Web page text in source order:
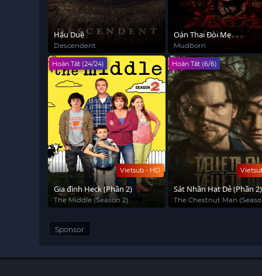
Hậu Duệ
Descendent
Oán Thai Đòi Mẹ
Mudborn
Vietsub - HD
Hoàn Tất (24/24)
Gia đình Heck (Phần 2)
The Middle (Season 2)
Hoàn Tất (6/6)
Sát Nhân Hạt Dẻ (Phần 2)
The Chestnut Man
Sponsor